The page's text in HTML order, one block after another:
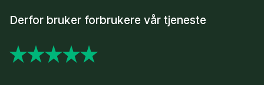
Derfor bruker forbrukere vår tjeneste